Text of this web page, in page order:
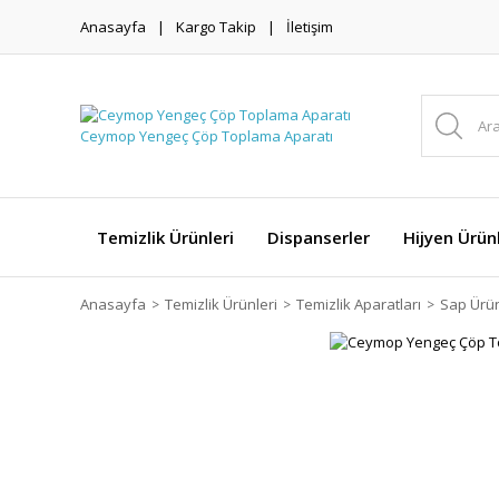
Anasayfa Kargo Takip İletişim
Temizlik Ürünleri Dispanserler Hijyen
Anasayfa Temizlik Ürünleri Temizlik Aparatları Sap